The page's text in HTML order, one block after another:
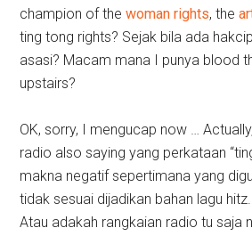
champion of thewoman rights, the
ting tong rights? Sejak bila ada
asasi? Macam mana I punya blood
upstairs?
OK, sorry, I mengucap now …
radio also saying yang perkataan
makna negatif sepertimana yang
tidak sesuai dijadikan bahan lagu
Atau adakah rangkaian radio tu saja